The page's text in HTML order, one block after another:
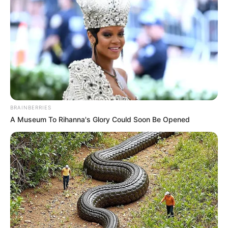
Synthèse incontournable du Quinté du jour
en 5 chevaux proposée par Logic-Prono
Nouveau!Obtenez en quelques secondes le meilleur
pronostic Quinté du jour. Grâce à cette nouvelle version de
LOGIC-PRONO, le simulateur automatique de pronostics
PMU. Véritable service en or offert aux parieurs, pour un
Turf 100% gratuit. Choisissez parmi les 38 pronostics de la
presse du jour et passez les à la « moulinette ».
Quelle est l’arrivée et qui est le cheval
gagnant du PRIX DU JARDIN DES EAUX
MINERALES ?
BRAINBERRIES
A Museum To Rihanna's Glory Could Soon Be Opened